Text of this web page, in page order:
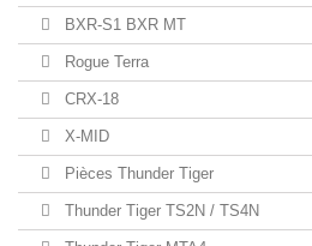
BXR-S1 BXR MT
Rogue Terra
CRX-18
X-MID
Pièces Thunder Tiger
Thunder Tiger TS2N / TS4N